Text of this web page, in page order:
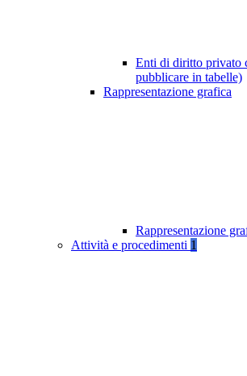
Enti di diritto privato
pubblicare in tabelle)
Rappresentazione grafica
Rappresentazione
Attività e procedimenti 1